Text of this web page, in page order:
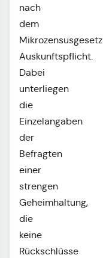
nach
dem
Mikrozensusgesetz
Auskunftspflicht.
Dabei
unterliegen
die
Einzelangaben
der
Befragten
einer
strengen
Geheimhaltung,
die
keine
Rückschlüsse